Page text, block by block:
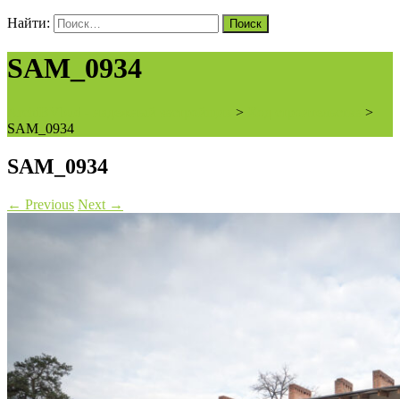
Найти:
SAM_0934
>
>
SAM_0934
SAM_0934
← Previous Next →